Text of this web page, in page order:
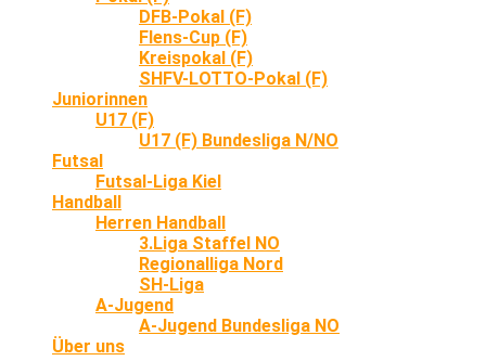
DFB-Pokal (F)
Flens-Cup (F)
Kreispokal (F)
SHFV-LOTTO-Pokal (F)
Juniorinnen
U17 (F)
U17 (F) Bundesliga N/NO
Futsal
Futsal-Liga Kiel
Handball
Herren Handball
3.Liga Staffel NO
Regionalliga Nord
SH-Liga
A-Jugend
A-Jugend Bundesliga NO
Über uns